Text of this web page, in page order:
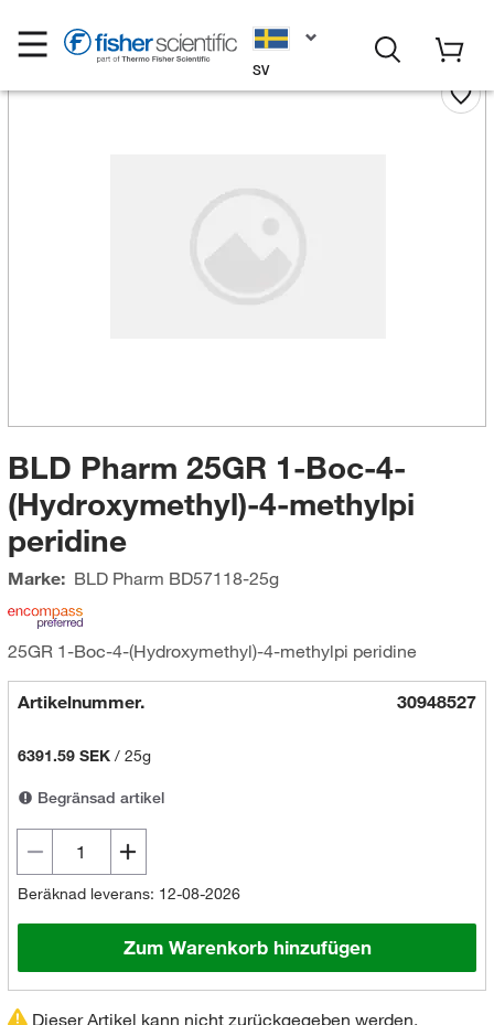
SV
BLD Pharm 25GR 1-Boc-4-
(Hydroxymethyl)-4-methylpi
peridine
Marke: BLD Pharm BD57118-25g
25GR 1-Boc-4-(Hydroxymethyl)-4-methylpi peridine
Artikelnummer. 30948527
6391.59 SEK/ 25g
Begränsad artikel
Beräknad leverans: 12-08-2026
Zum Warenkorb hinzufügen
Dieser Artikel kann nicht zurückgegeben werden.